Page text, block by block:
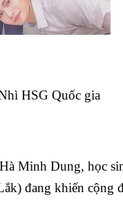
HSG Quốc gia
Minh Dung, học
đang khiến cộng